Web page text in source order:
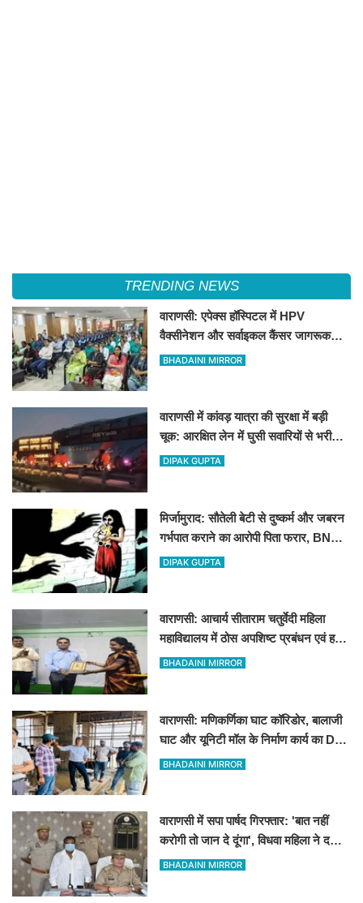
TRENDING NEWS
वाराणसी: एपेक्स हॉस्पिटल में HPV
वैक्सीनेशन और सर्वाइकल कैंसर जागरूकता
सत्र आयोजित
BHADAINI MIRROR
वाराणसी में कांवड़ यात्रा की सुरक्षा में बड़ी
चूक: आरक्षित लेन में घुसी सवारियों से भरी
बस, मचा हड़कंप
DIPAK GUPTA
मिर्जामुराद: सौतेली बेटी से दुष्कर्म और जबरन
गर्भपात कराने का आरोपी पिता फरार, BNS
और POCSO में केस दर्ज
DIPAK GUPTA
वाराणसी: आचार्य सीताराम चतुर्वेदी महिला
महाविद्यालय में ठोस अपशिष्ट प्रबंधन एवं हरित
ऊर्जा पर कार्यशाला आयोजित
BHADAINI MIRROR
वाराणसी: मणिकर्णिका घाट कॉरिडोर, बालाजी
घाट और यूनिटी मॉल के निर्माण कार्य का DM
ने लिया जायजा
BHADAINI MIRROR
वाराणसी में सपा पार्षद गिरफ्तार: 'बात नहीं
करोगी तो जान दे दूंगा', विधवा महिला ने दर्ज
कराया मुकदमा
BHADAINI MIRROR